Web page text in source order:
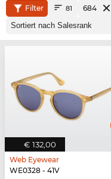
Filter 81 684
€ 132,00
Web Eyewear
WE0328 - 41V